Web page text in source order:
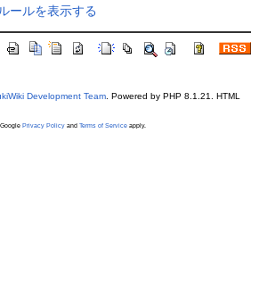
ールを表示する
Development Team. Powered by PHP 8.1.21. HTML
Privacy Policyand Terms of Serviceapply.